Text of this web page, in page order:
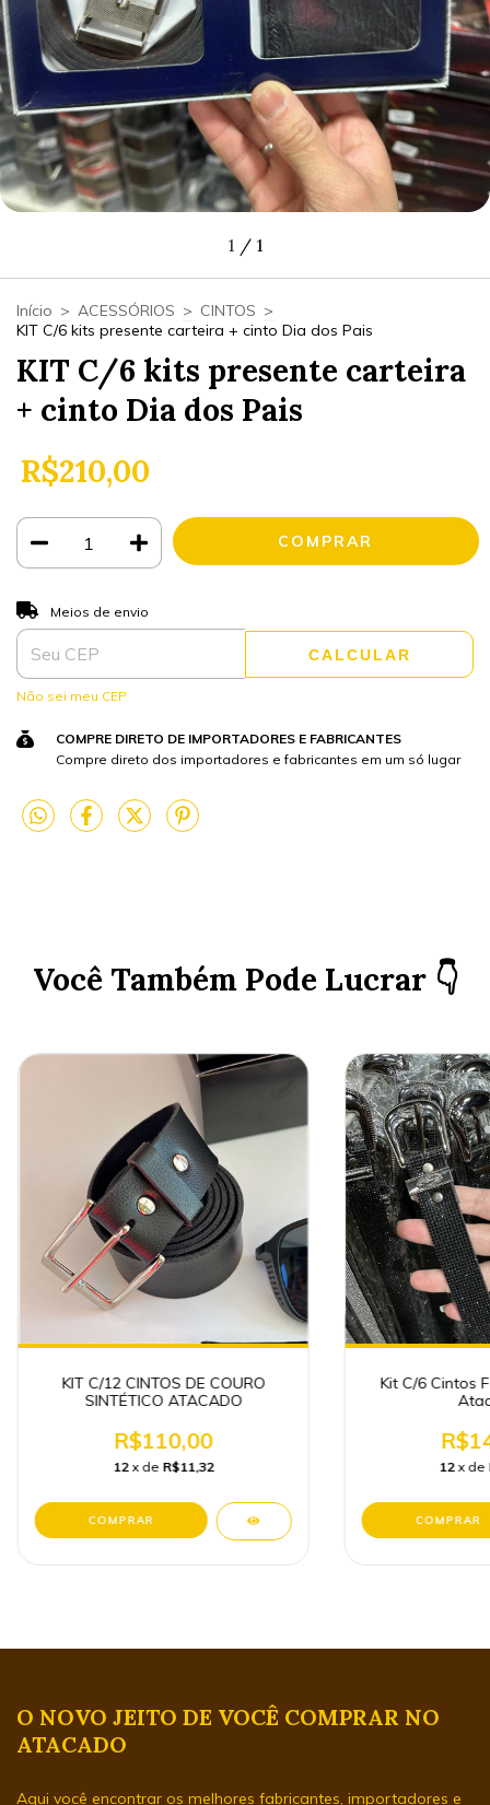
1 / 1
Início > ACESSÓRIOS > CINTOS >
KIT C/6 kits presente carteira + cinto Dia dos Pais
KIT C/6 kits presente carteira
+ cinto Dia dos Pais
R$210,00
Entregas para o CEP:
Meios de envio
CALCULAR
Não sei meu CEP
COMPRE DIRETO DE IMPORTADORES E FABRICANTES
Compre direto dos importadores e fabricantes em um só lugar
Você Também Pode Lucrar 👇
KIT C/12 CINTOS DE COURO
SINTÉTICO ATACADO
R$110,00
12 x de R$11,32
Kit C/6 Cintos
12 x de
O NOVO JEITO DE VOCÊ COMPRAR NO
ATACADO
Aqui você encontrar os melhores fabricantes, importadores e